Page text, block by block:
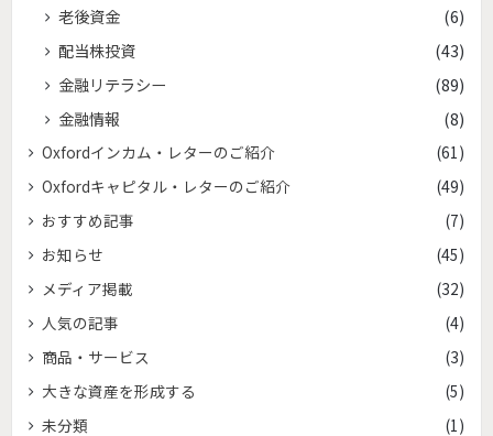
老後資金
(6)
配当株投資
(43)
金融リテラシー
(89)
金融情報
(8)
Oxfordインカム・レターのご紹介
(61)
Oxfordキャピタル・レターのご紹介
(49)
おすすめ記事
(7)
お知らせ
(45)
メディア掲載
(32)
人気の記事
(4)
商品・サービス
(3)
大きな資産を形成する
(5)
未分類
(1)